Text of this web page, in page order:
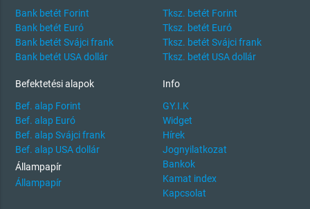
Bank betét Forint
Bank betét Euró
Bank betét Svájci frank
Bank betét USA dollár
Tksz. betét Forint
Tksz. betét Euró
Tksz. betét Svájci frank
Tksz. betét USA dollár
Befektetési alapok
Bef. alap Forint
Bef. alap Euró
Bef. alap Svájci frank
Bef. alap USA dollár
Állampapír
Állampapír
Info
GY.I.K
Widget
Hírek
Jognyilatkozat
Bankok
Kamat index
Kapcsolat